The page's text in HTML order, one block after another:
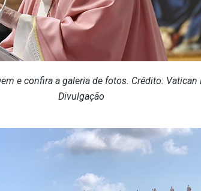
e confira a galeria de fotos. Crédito: Vatican
Divulgação